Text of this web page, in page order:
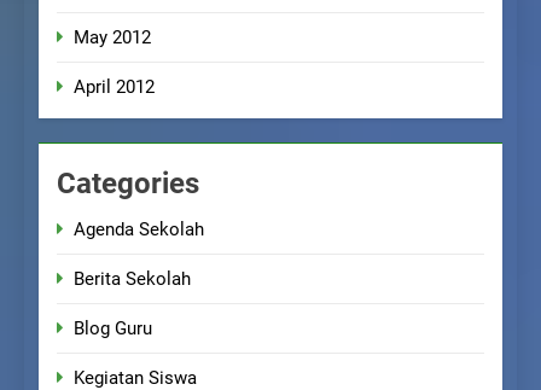
May 2012
April 2012
Categories
Agenda Sekolah
Berita Sekolah
Blog Guru
Kegiatan Siswa